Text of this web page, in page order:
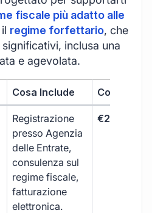
fiscale più adatto alle
regime forfettario, che
inclusa una
e agevolata.
Cosa Include Costo
Registrazione
presso Agenzia
delle Entrate,
consulenza sul
regime fiscale,
fatturazione
elettronica.
€264 +